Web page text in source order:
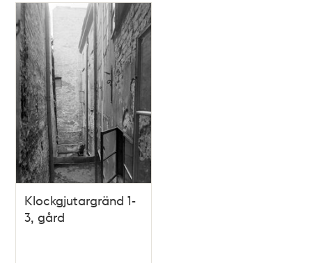
Relaterade
poster
och
teman
Klockgjutargränd 1-
3, gård